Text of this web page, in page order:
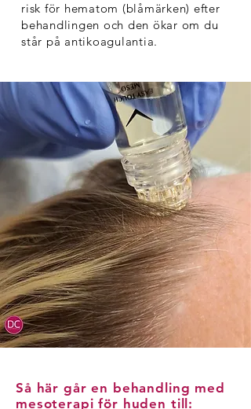
risk för hematom (blåmärken) efter
behandlingen och den ökar om du
står på antikoagulantia.
Så här går en behandling med
mesoterapi för huden till: